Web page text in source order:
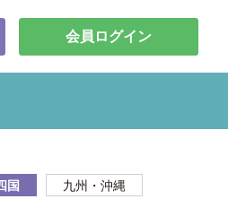
会員ログイン
国 九州・沖縄